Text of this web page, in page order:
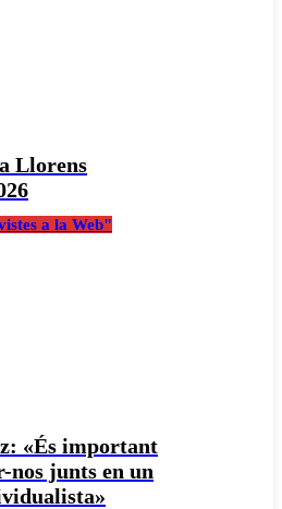
Llorens
a la Web"
«És important
nos junts en un